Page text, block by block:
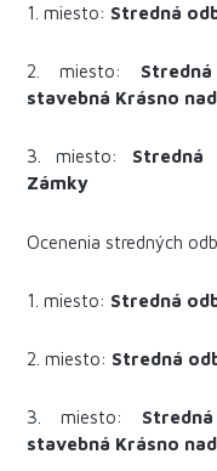
1. miesto: Stredná
2. miesto:
stavebná Krásno
3. miesto:
Zámky
Ocenenia stredných
1. miesto: Stredná
2. miesto: Stredná
3. miesto:
stavebná Krásno